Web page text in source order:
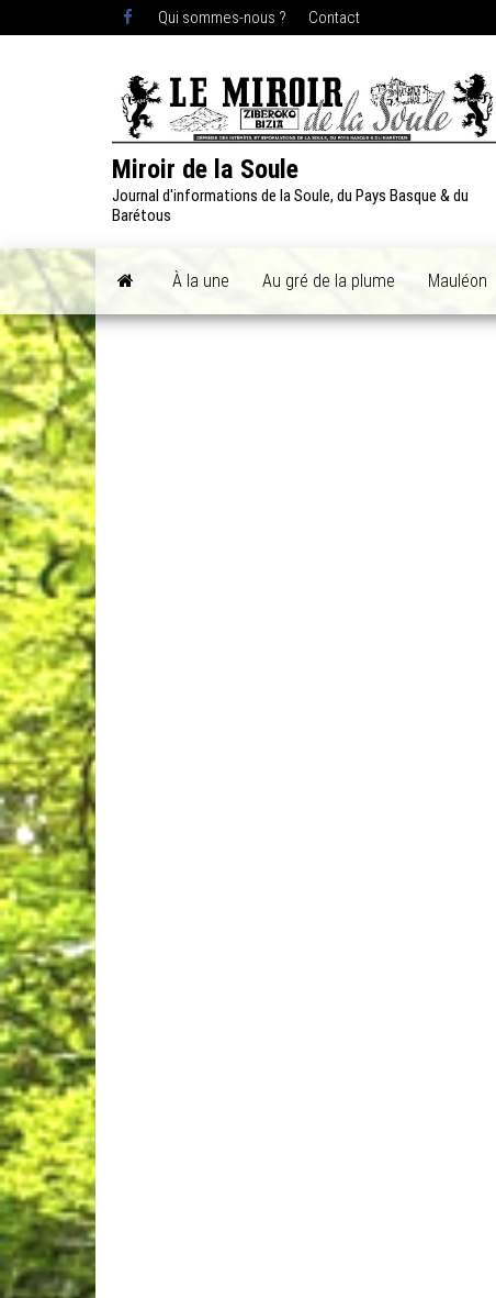
Qui sommes-nous ? Contact
Miroir de la Soule
Journal d'informations de la Soule, du Pays Basque & du
Barétous
À la une Au gré de la plume Mauléon